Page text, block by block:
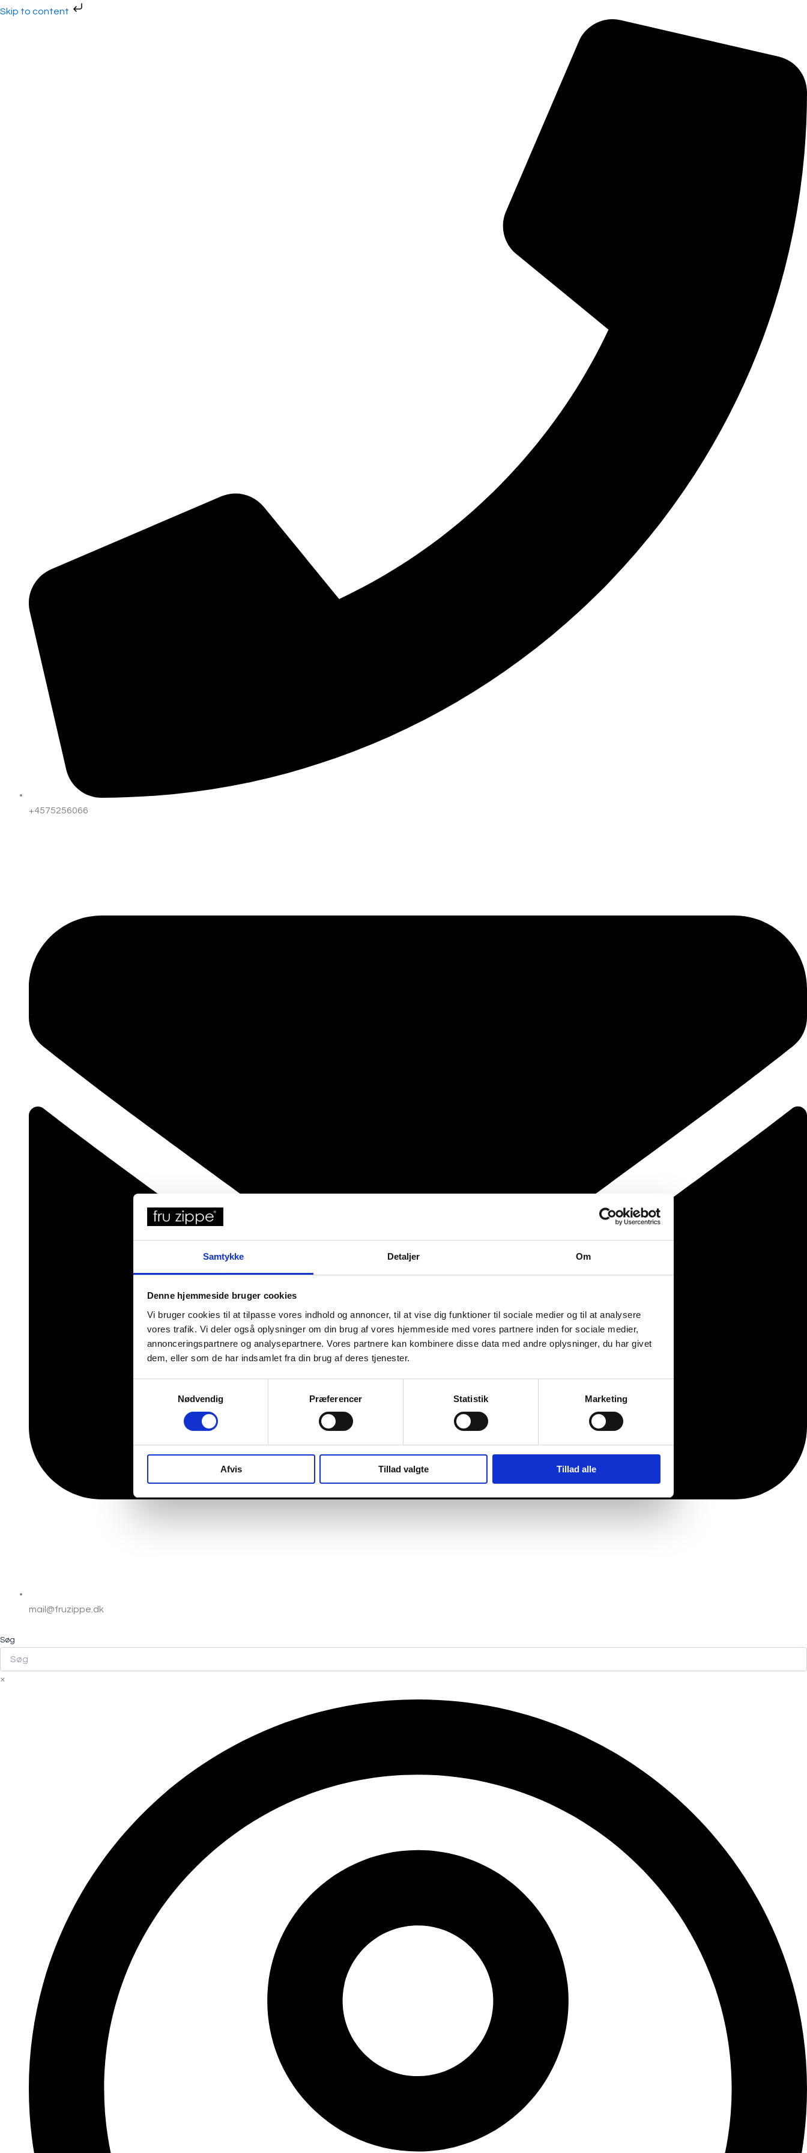
Samtykke Detaljer Om
Denne hjemmeside bruger cookies
Vi bruger cookies til at tilpasse vores indhold og annoncer, til at vise dig funktioner til sociale medier og til at analysere
vores trafik. Vi deler også oplysninger om din brug af vores hjemmeside med vores partnere inden for sociale medier,
annonceringspartnere og analysepartnere. Vores partnere kan kombinere disse data med andre oplysninger, du har givet
dem, eller som de har indsamlet fra din brug af deres tjenester.
Nødvendig
Præferencer Statistik Marketing
Afvis Tillad valgte Tillad alle
Skip to content
Gå
+4575256066
mail@fruzippe.dk
Søg
×